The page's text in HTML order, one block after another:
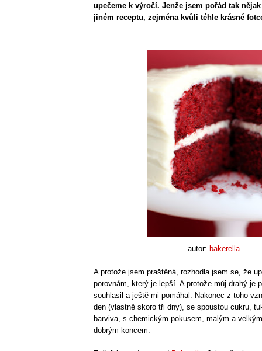
upečeme k výročí. Jenže jsem pořád tak
jiném receptu, zejména kvůli téhle krásné
autor: bakerella
A protože jsem praštěná, rozhodla jsem se, že
porovnám, který je lepší. A protože můj drahý je
souhlasil a ještě mi pomáhal. Nakonec z toho
den (vlastně skoro tři dny), se spoustou cukru,
barviva, s chemickým pokusem, malým a
dobrým koncem.